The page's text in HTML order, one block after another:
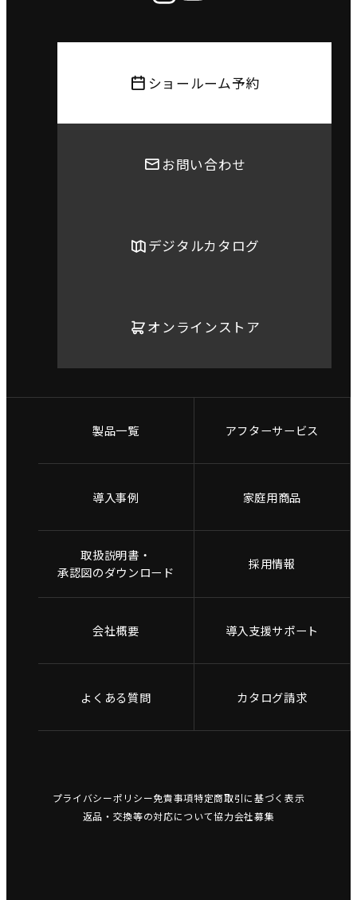
ショールーム予約
お問い合わせ
デジタルカタログ
オンラインストア
製品一覧 アフターサービス
導入事例 家庭用商品
取扱説明書・
承認図のダウンロード
採用情報
会社概要 導入支援サポート
よくある質問 カタログ請求
プライバシーポリシー免責事項特定商取引に基づく表示
返品・交換等の対応について協力会社募集